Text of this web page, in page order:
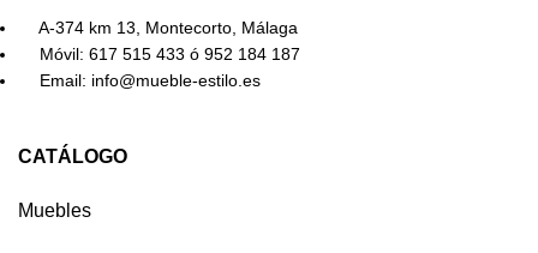
A-374 km 13, Montecorto, Málaga
Móvil: 617 515 433 ó 952 184 187
Email: info@mueble-estilo.es
CATÁLOGO
Muebles